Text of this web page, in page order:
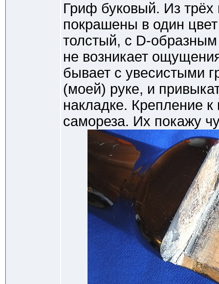
Гриф буковый. Из трёх
покрашены в один
толстый, с D-
не возникает
бывает с увесистыми
(моей) руке, и
накладке. Крепление к
самореза. Их покажу